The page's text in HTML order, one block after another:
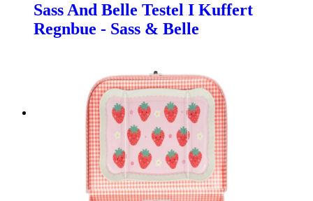
Sass And Belle Testel I Kuffert
Regnbue - Sass & Belle